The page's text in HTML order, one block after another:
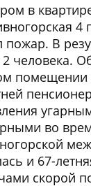
в
4
В
2 человека.
помещении
во
и 67-
скорой